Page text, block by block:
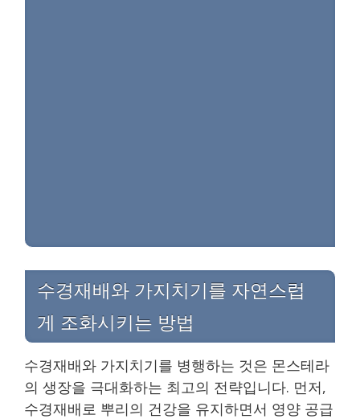
수경재배와 가지치기를 자연스럽
게 조화시키는 방법
수경재배와 가지치기를 병행하는 것은 몬스테라
의 생장을 극대화하는 최고의 전략입니다. 먼저,
수경재배로 뿌리의 건강을 유지하면서 영양 공급